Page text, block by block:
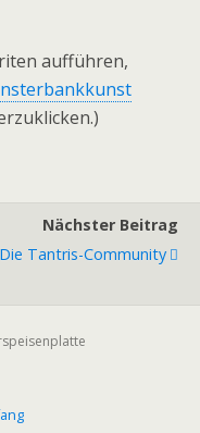
aufführen,
Nächster Beitrag
Die Tantris-Community